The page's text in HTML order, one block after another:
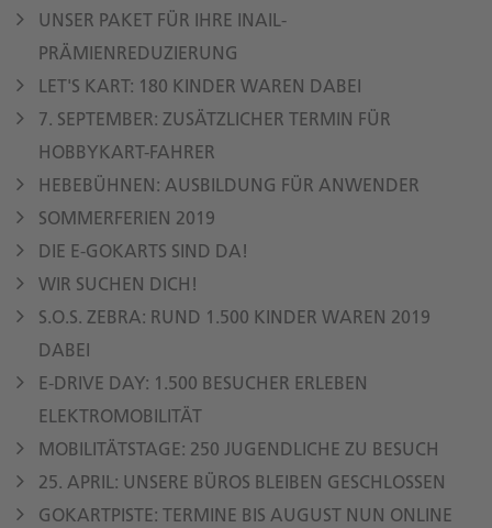
UNSER PAKET FÜR IHRE INAIL-
PRÄMIENREDUZIERUNG
LET'S KART: 180 KINDER WAREN DABEI
7. SEPTEMBER: ZUSÄTZLICHER TERMIN FÜR
HOBBYKART-FAHRER
HEBEBÜHNEN: AUSBILDUNG FÜR ANWENDER
SOMMERFERIEN 2019
DIE E-GOKARTS SIND DA!
WIR SUCHEN DICH!
S.O.S. ZEBRA: RUND 1.500 KINDER WAREN 2019
DABEI
E-DRIVE DAY: 1.500 BESUCHER ERLEBEN
ELEKTROMOBILITÄT
MOBILITÄTSTAGE: 250 JUGENDLICHE ZU BESUCH
25. APRIL: UNSERE BÜROS BLEIBEN GESCHLOSSEN
GOKARTPISTE: TERMINE BIS AUGUST NUN ONLINE